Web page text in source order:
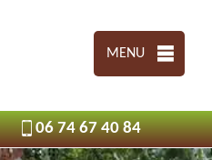
MENU
06 74 67 40 84